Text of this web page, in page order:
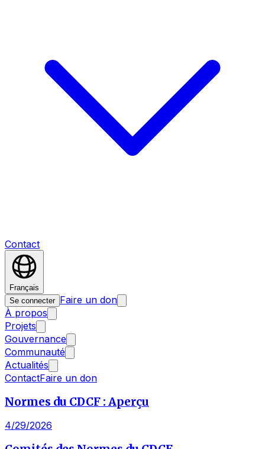
Contact
Français
Se connecter Faire un don
À propos
Projets
Gouvernance
Communauté
Actualités
ContactFaire un don
Normes du CDCF : Aperçu
4/29/2026